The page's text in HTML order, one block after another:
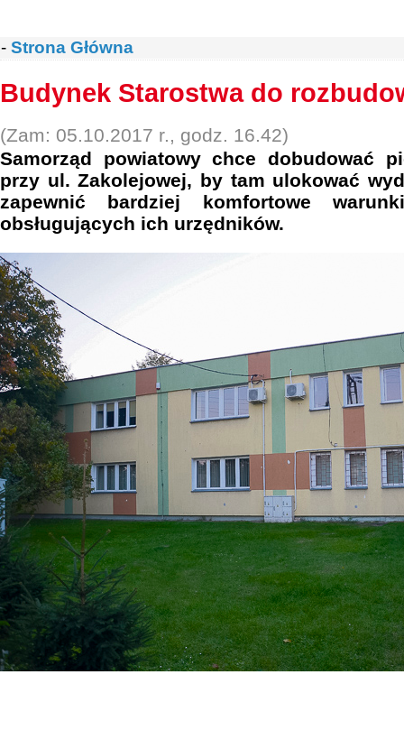
- Strona Główna
Budynek Starostwa do
(Zam: 05.10.2017 r., godz. 16.42)
Samorząd powiatowy chce dobudować
przy ul. Zakolejowej, by tam ulokować
zapewnić bardziej komfortowe
obsługujących ich urzędników.